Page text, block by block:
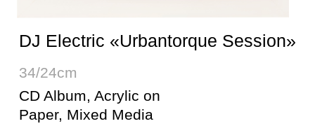
Luckystars for Conya Records
2 x 50/50cm